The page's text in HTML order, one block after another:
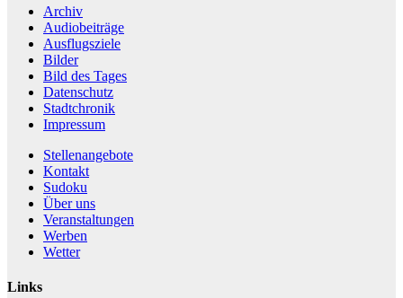
Archiv
Audiobeiträge
Ausflugsziele
Bilder
Bild des Tages
Datenschutz
Stadtchronik
Impressum
Stellenangebote
Kontakt
Sudoku
Über uns
Veranstaltungen
Werben
Wetter
Links